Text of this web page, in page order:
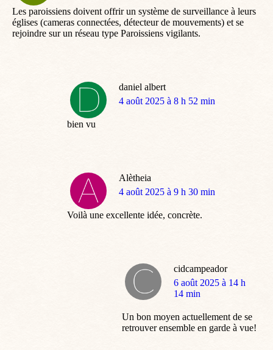
Les paroissiens doivent offrir un système de surveillance à leurs
églises (cameras connectées, détecteur de mouvements) et se
rejoindre sur un réseau type Paroissiens vigilants.
daniel albert
dit
4 août 2025 à 8 h 52 min
bien vu
Alètheia
dit
4 août 2025 à 9 h 30 min
Voilà une excellente idée, concrète.
cidcampeador
dit
:
6 août 2025 à 14 h
14 min
Un bon moyen actuellement de se
retrouver ensemble en garde à vue!